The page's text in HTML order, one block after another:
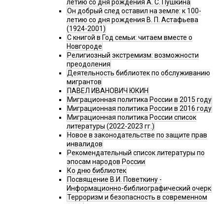
летию со дня рождения А. С. Пушкина
Он добрый след оставил на земле: к 100-
летию со дня рождения В. П. Астафьева
(1924-2001)
С книгой в Год семьи: читаем вместе о
Новгороде
Религиозный экстремизм: возможности
преодоления
Деятельность библиотек по обслуживанию
мигрантов
ПАВЕЛ ИВАНОВИЧ ЮКИН
Миграционная политика России в 2015 году
Миграционная политика России в 2016 году
Миграционная политика России список
литературы (2022-2023 гг.)
Новое в законодательстве по защите прав
инвалидов
Рекомендательный список литературы по
эпосам народов России
Ко дню библиотек
Посвящение В.И. Поветкину -
Информационно-библиографический очерк
Терроризм и безопасность в современном